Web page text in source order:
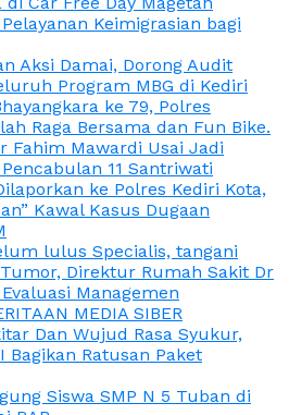
Keimigrasian bagi
Aksi Damai, Dorong Audit
Program MBG di Kediri
ke 79, Polres
Raga Bersama dan Fun Bike.
Fahim Mawardi Usai Jadi
11 Santriwati
ke Polres Kediri Kota,
Kawal Kasus Dugaan
lulus Specialis, tangani
Direktur Rumah Sakit Dr
Managemen
MEDIA SIBER
Dan Wujud Rasa Syukur,
Bagikan Ratusan Paket
Siswa SMP N 5 Tuban di